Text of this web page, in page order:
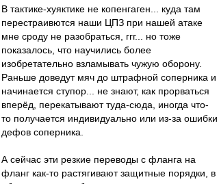
В тактике-хуяктике не копенгаген... куда там
перестраивются наши ЦПЗ при нашей атаке
мне сроду не разобраться, ггг... но тоже
показалось, что научились более
изобретательно взламывать чужую оборону.
Раньше доведут мяч до штрафной соперника и
начинается ступор... не знают, как прорваться
вперёд, перекатывают туда-сюда, иногда что-
то получается индивидуально или из-за ошибки
дефов соперника.
А сейчас эти резкие переводы с фланга на
фланг как-то растягивают защитные порядки, в